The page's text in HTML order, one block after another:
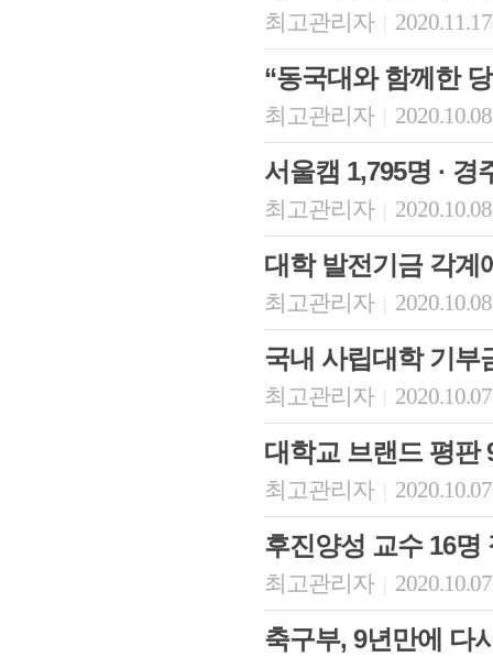
최고관리자
“동국대와 함께한
최고관리자
서울캠 1,795명 ·
최고관리자
대학 발전기금 각계
최고관리자
국내 사립대학 기부
최고관리자
대학교 브랜드 평판
최고관리자
후진양성 교수 16명
최고관리자
축구부, 9년만에 다